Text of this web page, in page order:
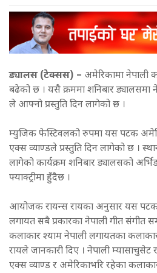
ड्यालस (टेक्सस) – अमेरिकामा नेपाली
बढेको छ । यसै क्रममा शनिबार ड्यालसमा
ले आफ्नो प्रस्तुति दिन लागेको छ ।
म्युजिक फेस्टिवलको रुपमा यस पटक
एक्स व्याण्डले प्रस्तुति दिन लागेको छ ।
लागेको कार्यक्रम शनिबार ड्यालसको
फ्याक्ट्रीमा हुँदैछ ।
आयोजक रायन्स रायका अनुसार यस
लगायत सबै प्रकारका नेपाली गीत संगीत
कलाकार श्याम नेपाली लगायतका
रायले जानकारी दिए । नेपाली म्यासाचुसेट
एक्स व्याण्ड र अमेरिकाभरि रहेका